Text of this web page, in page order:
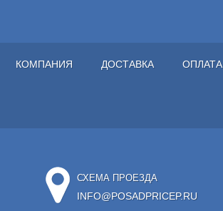
КОМПАНИЯ ДОСТАВКА ОПЛАТА
СХЕМА ПРОЕЗДА
INFO@POSADPRICEP.RU